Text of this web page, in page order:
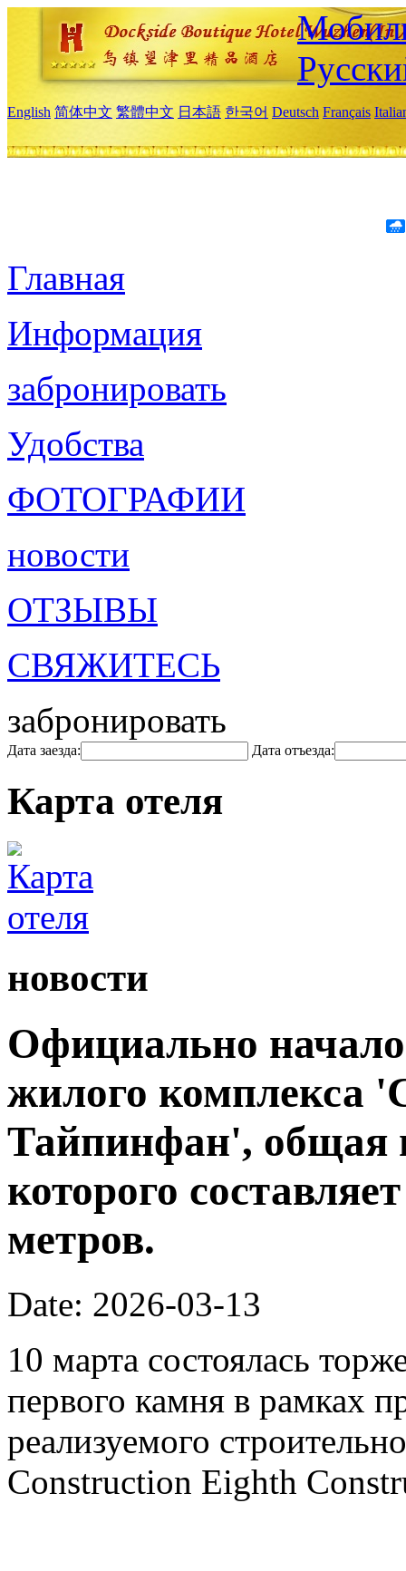
English 简体中文 繁體中文 日本語 한국어 Deutsch Français
Главная
Информация
забронировать
Удобства
ФОТОГРАФИИ
новости
ОТЗЫВЫ
СВЯЖИТЕСЬ
забронировать
Дата заезда: Дата отъезда:
Карта отеля
новости
Официально
жилого комплекса
Тайпинфан', общая
которого
метров.
Date: 2026-03-13
10 марта состоялась
первого камня в рамках
реализуемого
Construction Eighth